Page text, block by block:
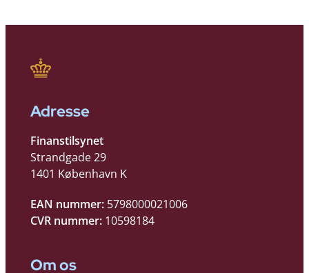
Adresse
Finanstilsynet
Strandgade 29
1401 København K
EAN nummer: 5798000021006
CVR nummer: 10598184
Om os